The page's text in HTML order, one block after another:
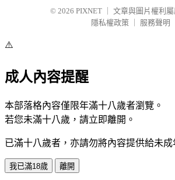
© 2026 PIXNET
文章與圖片權利
隱私權政策
服務聲明
⚠️
成人內容提醒
本部落格內容僅限年滿十八歲者瀏覽。
若您未滿十八歲，請立即離開。
已滿十八歲者，亦請勿將內容提供給未成
我已滿18歲 離開